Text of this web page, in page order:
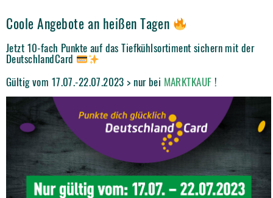
Coole Angebote an heißen Tagen
Jetzt 10-fach Punkte auf das Tiefkühlsortiment sichern mit der
DeutschlandCard
Gültig vom 17.07.-22.07.2023 > nur bei MARKTKAUF !